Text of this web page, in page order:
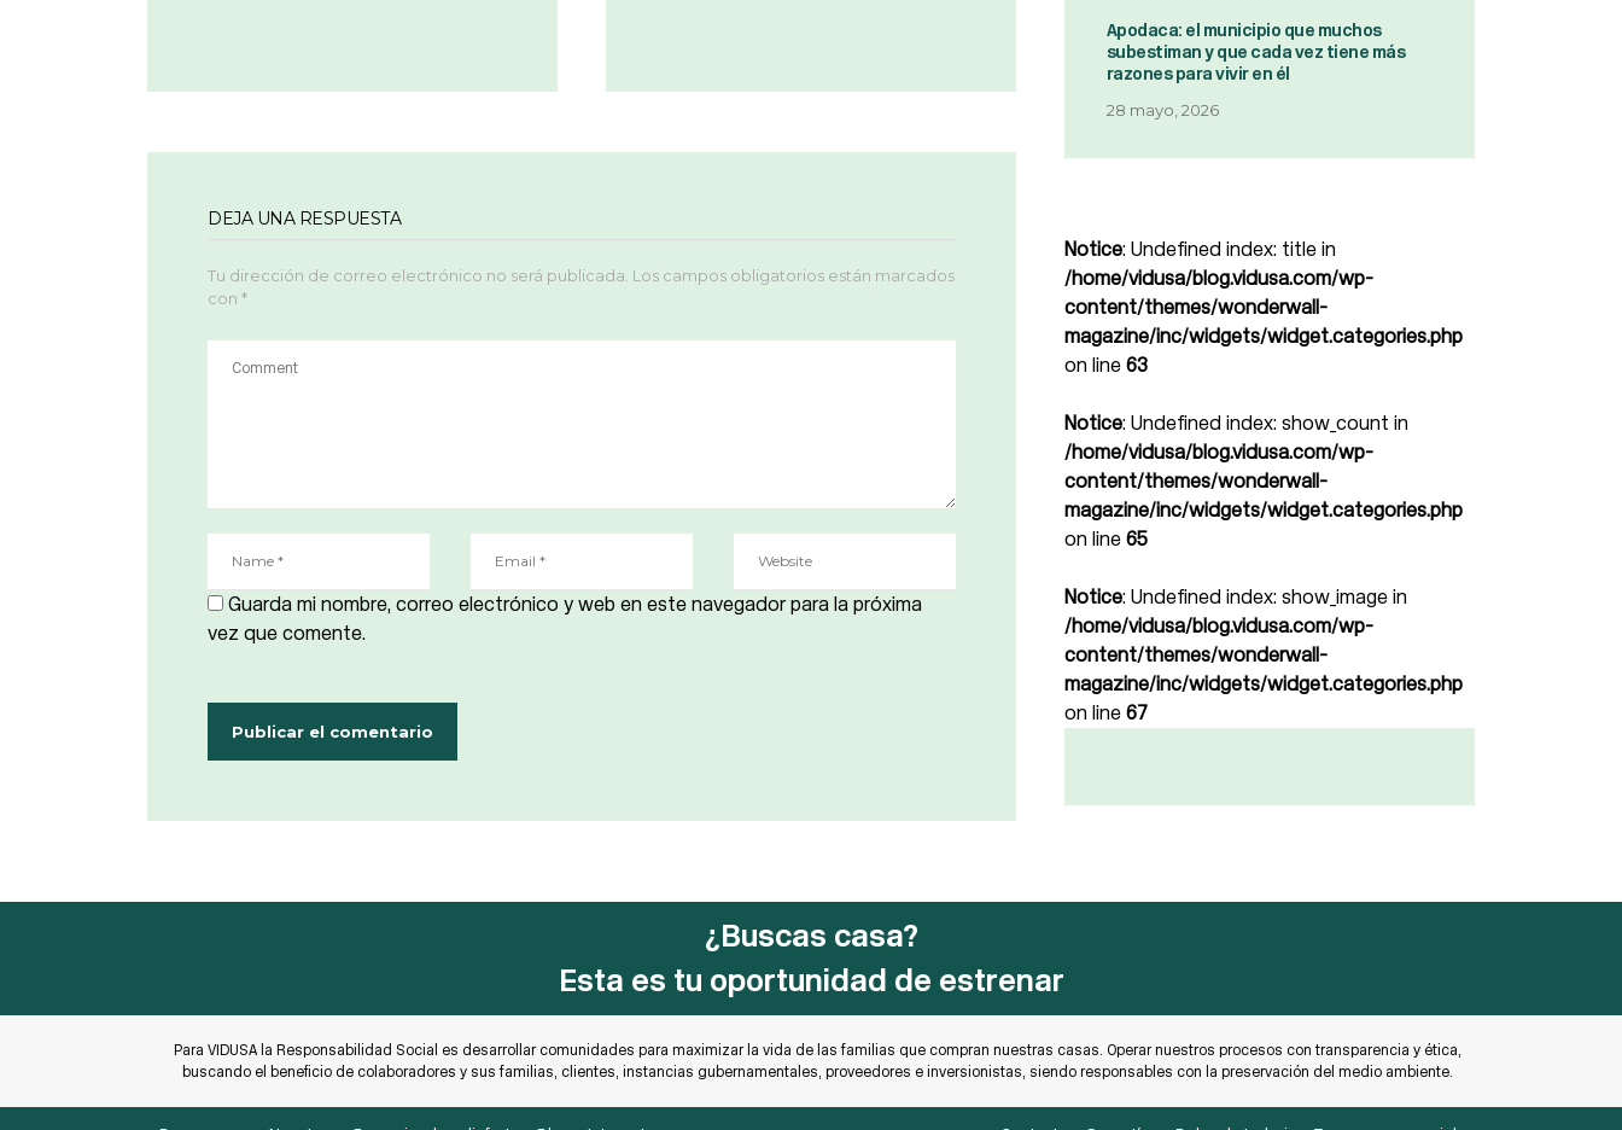
DEJA UNA RESPUESTA
Tu dirección de correo electrónico no será publicada. Los campos obligatorios están marcados
con *
Guarda mi nombre, correo electrónico y web en este navegador para la próxima
vez que comente.
Apodaca: el municipio que muchos
subestiman y que cada vez tiene más
razones para vivir en él
28 mayo, 2026
Notice: Undefined index: title in
/home/vidusa/blog.vidusa.com/wp-
content/themes/wonderwall-
magazine/inc/widgets/widget.categories.php
on line 63
Notice: Undefined index: show_count in
/home/vidusa/blog.vidusa.com/wp-
content/themes/wonderwall-
magazine/inc/widgets/widget.categories.php
on line 65
Notice: Undefined index: show_image in
/home/vidusa/blog.vidusa.com/wp-
content/themes/wonderwall-
magazine/inc/widgets/widget.categories.php
on line 67
¿Buscas casa?
Esta es tu oportunidad de estrenar
Para VIDUSA la Responsabilidad Social es desarrollar comunidades para maximizar la vida de las familias que compran nuestras casas. Operar nuestros procesos con transparencia y ética,
buscando el beneficio de colaboradores y sus familias, clientes, instancias gubernamentales, proveedores e inversionistas, siendo responsables con la preservación del medio ambiente.